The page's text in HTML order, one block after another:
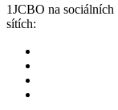
1JCBO na sociálních
sítích: